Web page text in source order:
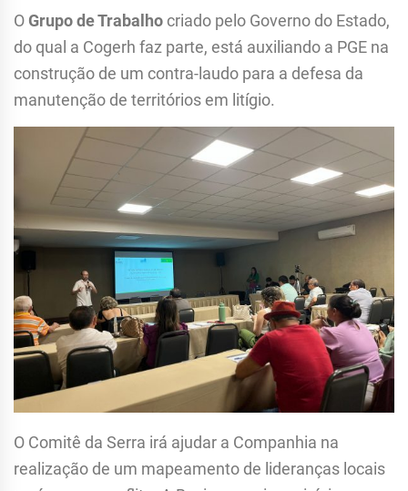
O Grupo de Trabalho criado pelo Governo do Estado,
do qual a Cogerh faz parte, está auxiliando a PGE na
construção de um contra-laudo para a defesa da
manutenção de territórios em litígio.
O Comitê da Serra irá ajudar a Companhia na
realização de um mapeamento de lideranças locais